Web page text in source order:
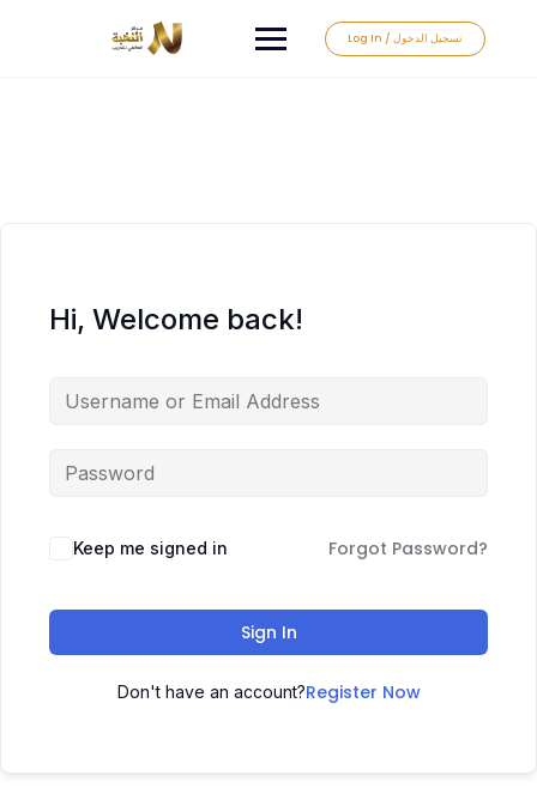
Log In / تسجيل الدخول
Hi, Welcome back!
Keep me signed in Forgot Password?
Sign In
Don't have an account?Register Now